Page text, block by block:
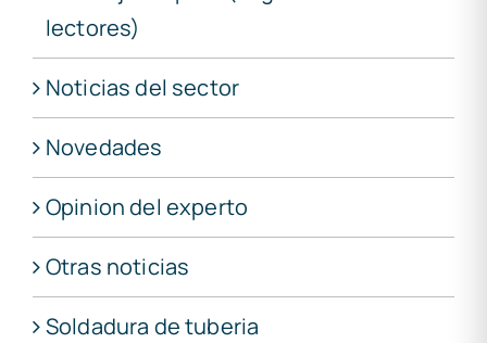
lectores)
Noticias del sector
Novedades
Opinion del experto
Otras noticias
Soldadura de tuberia